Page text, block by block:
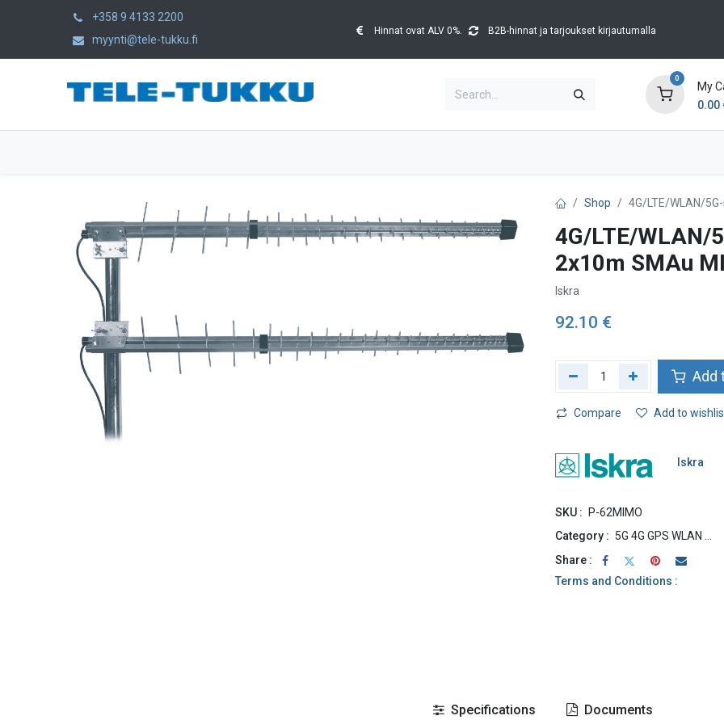
+358 9 4133 2200
myynti@tele-tukku.fi
Hinnat ovat ALV 0%. B2B-hinnat ja tarjoukset kirjautumalla
0
My
0.00
Shop 4G/LTE/WLAN/
4G/LTE/WLAN/
2x10m SMAu
Iskra
92.10 €
Add
Compare Add to
Iskra
SKU :
P-62MIMO
Category : 5G 4G GPS WLAN ...
Share :
Terms and Conditions :
Specifications Documents